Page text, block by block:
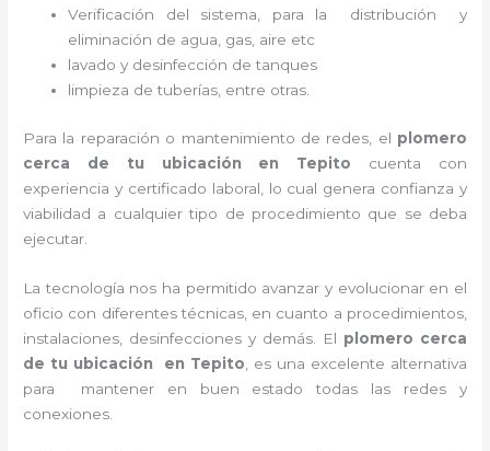
Verificación del sistema, para la distribución y
eliminación de agua, gas, aire etc
lavado y desinfección de tanques
limpieza de tuberías, entre otras.
Para la reparación o mantenimiento de redes, el plomero
cerca de tu ubicación en Tepito
cuenta con
experiencia y certificado laboral, lo cual genera confianza y
viabilidad a cualquier tipo de procedimiento que se deba
ejecutar.
La tecnología nos ha permitido avanzar y evolucionar en el
oficio con diferentes técnicas, en cuanto a procedimientos,
instalaciones, desinfecciones y demás. El plomero cerca
de tu ubicación en Tepito , es una excelente alternativa
para mantener en buen estado todas las redes y
conexiones.